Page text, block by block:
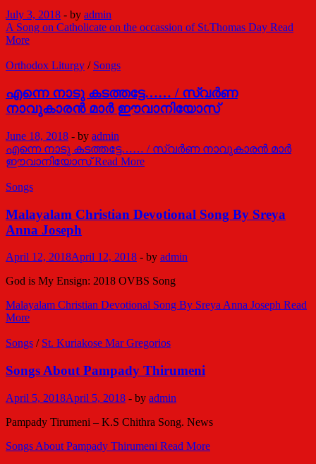
July 3, 2018 - by admin
A Song on Catholicate on the occassion of St.Thomas Day Read
More
Orthodox Liturgy / Songs
എന്നെ നാടു കടത്തട്ടേ…… / സ്വർണ
നാവുകാരൻ മാർ ഈവാനിയോസ്
June 18, 2018 - by admin
എന്നെ നാടു കടത്തട്ടേ…… / സ്വർണ നാവുകാരൻ മാർ
ഈവാനിയോസ്Read More
Songs
Malayalam Christian Devotional Song By Sreya
Anna Joseph
April 12, 2018April 12, 2018 - by admin
God is My Ensign: 2018 OVBS Song
Malayalam Christian Devotional Song By Sreya Anna Joseph Read
More
Songs / St. Kuriakose Mar Gregorios
Songs About Pampady Thirumeni
April 5, 2018April 5, 2018 - by admin
Pampady Tirumeni – K.S Chithra Song. News
Songs About Pampady Thirumeni Read More